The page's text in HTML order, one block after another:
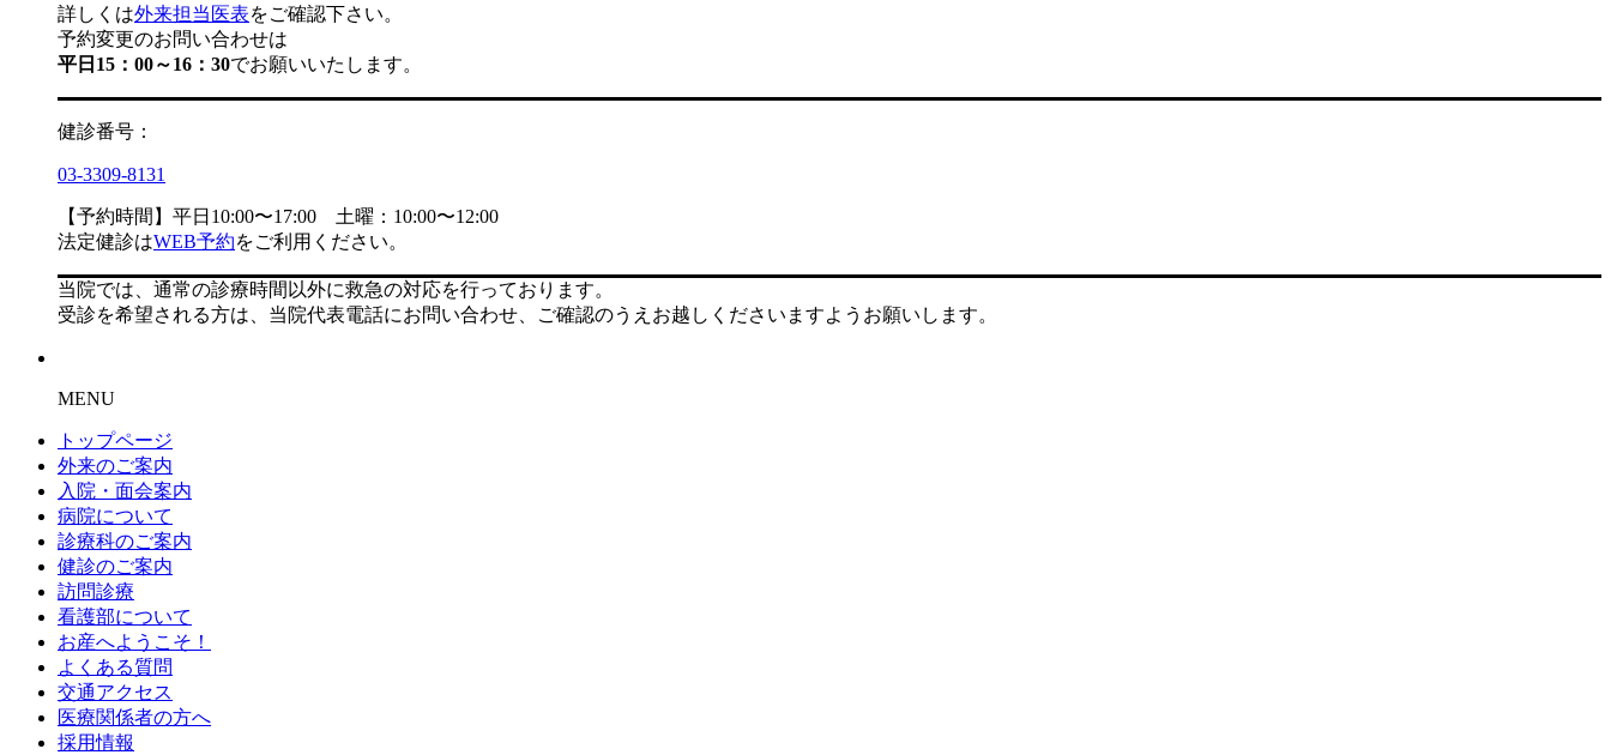
詳しくは外来担当医表をご確認下さい。
予約変更のお問い合わせは
平日15：00～16：30でお願いいたします。
健診番号：
03-3309-8131
【予約時間】平日10:00〜17:00 土曜：10:00〜12:00
法定健診はWEB予約をご利用ください。
当院では、通常の診療時間以外に救急の対応を行っております。
受診を希望される方は、当院代表電話にお問い合わせ、ご確認のうえお越しくださいますようお願いします。
MENU
トップページ
外来のご案内
入院・面会案内
病院について
診療科のご案内
健診のご案内
訪問診療
看護部について
お産へようこそ！
よくある質問
交通アクセス
医療関係者の方へ
採用情報